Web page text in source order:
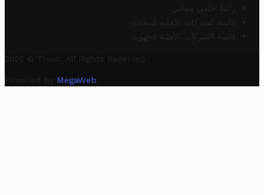
رابط خلفي مجاني
قائمة الشركات الأهلية المحلية
قائمة الشركات الأهلية الجهوية
2025 © Trovit. All Rights Reserved.
Powered By MegaWeb